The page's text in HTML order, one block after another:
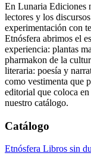
En Lunaria Ediciones
lectores y los
experimentación con
Etnósfera abrimos el
experiencia: plantas
pharmakon de la
literaria: poesía y
como vestimenta que
editorial que coloca
nuestro catálogo.
Catálogo
Etnósfera Libros sin